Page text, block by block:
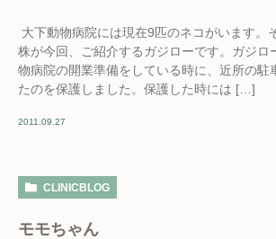
大下動物病院には現在9匹のネコがいます。
株が今回、ご紹介するガジローです。ガジロ
物病院の開業準備をしている時に、近所の駐
たのを保護しました。保護した時には […]
2011.09.27
CLINICBLOG
モモちゃん